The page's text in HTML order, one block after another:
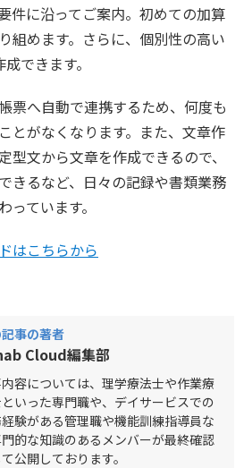
件に沿ってご案内。初めての加算
組めます。さらに、個別性の高い
できます。
票へ自動で連携するため、何度も
とがなくなります。また、文章作
型文から文章を作成できるので、
きるなど、日々の記録や書類業務
っています。
はこちらから
事の著者
Cloud編集部
容については、理学療法士や作業療
いった専門職や、デイサービスでの
験がある管理職や機能訓練指導員な
門的な知識のあるメンバーが最終確認
公開しております。